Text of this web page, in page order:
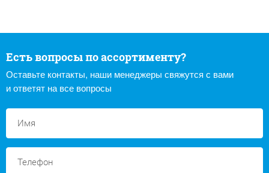
Есть вопросы по ассортименту?
Оставьте контакты, наши менеджеры свяжутся с вами
и ответят на все вопросы